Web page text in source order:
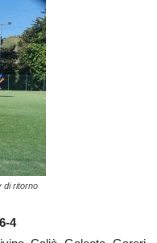
di ritorno
6-4